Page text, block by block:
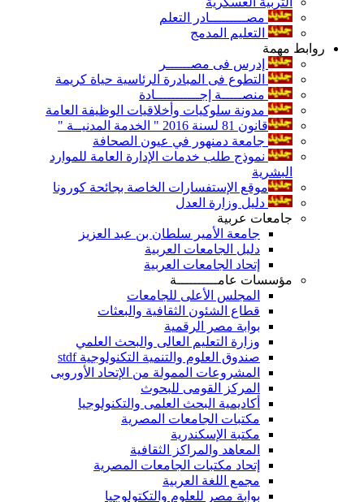
مصـــــــــادر التعلم
التعليم المدمج
روابط مهمة
إدرس فى مصــــــر
التطوع فى المبادرة الرئاسية حياة كريمة
منصـــــة إجـــــــــــادة
مدونة سلوكيات وأخلاقيات الوظيفة العامة
قانون 81 لسنة 2016 " الخدمة المدنيــة "
جامعة دمنهور في عيون الصحافة
نموذج طلب خدمات الإدارة العامة للموارد
البشرية
موقع الإستفسارات الخاصة بجائحة كورونا
دليل وزارة العدل
جامعات عربية
جامعة الأمير سلطان بن عبد العزيز
دليل الجامعات العربية
إتحاد الجامعات العربية
مؤسسات عامــــــــــة
المجلس الأعلى للجامعات
قطاع الشئون الثقافية والبعثات
بوابة مصر الرقمية
وزارة التعليم العالى والبحث العلمي
صندوق العلوم والتنمية التكنولوجية stdf
المشروعات الممولة من الإتحاد الأوروبى
المركز القومى للبحوث
أكاديمية البحث العلمى والتكنولوجيا
مكتبات الجامعات المصرية
مكتبة الإسكندرية
المعاهد والمراكز الثقافية
إتحاد مكتبات الجامعات المصرية
مجمع اللغة العربية
بوابة مصر للعلوم والتكتولوجيا